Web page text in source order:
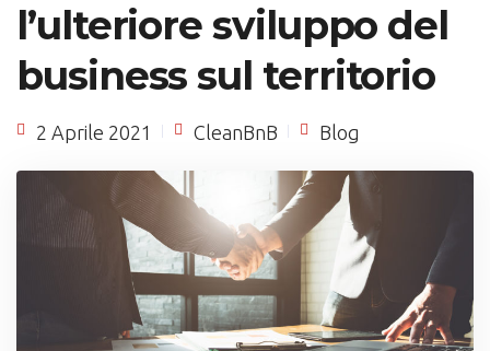
l’ulteriore sviluppo del
business sul territorio
2 Aprile 2021 CleanBnB Blog